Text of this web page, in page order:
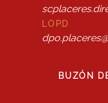
LOPD
BUZÓN